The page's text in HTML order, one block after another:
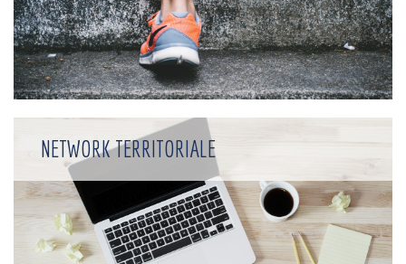
NETWORK TERRITORIALE